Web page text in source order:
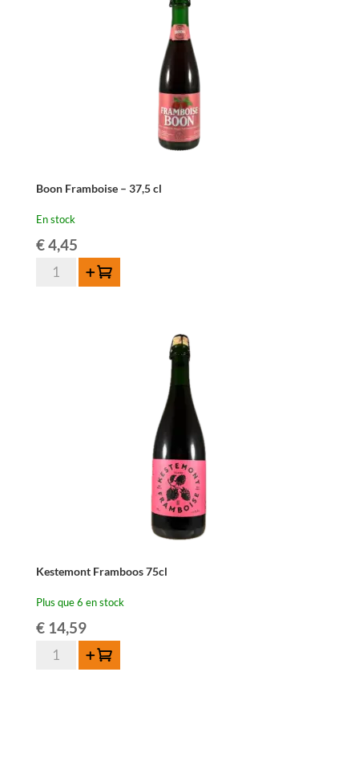
Boon Framboise – 37,5 cl
En stock
€4,45
quantité
Ajouter au panier
Kestemont Framboos 75cl
Plus que 6 en stock
€14,59
quantité
Ajouter au panier